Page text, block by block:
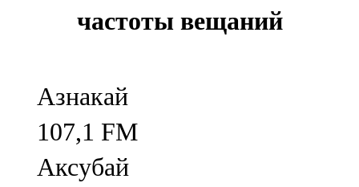
частоты вещаний
Азнакай
107,1 FM
Аксубай